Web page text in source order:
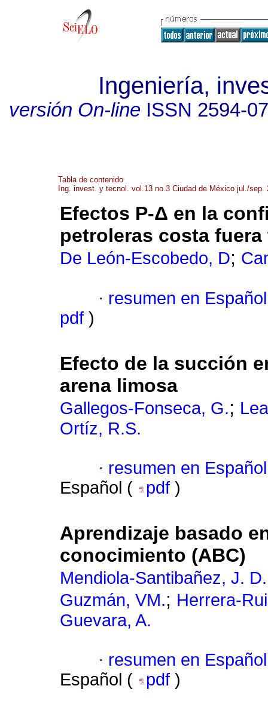
Ingeniería,
versión On-lineISSN 2594-
Tabla de contenido
Ing. invest. y tecnol. vol.13 no.3 Ciudad de México jul./sep.
Efectos P-Δ en la
petroleras costa
De León-Escobedo, D;
· resumen en Español
pdf )
Efecto de la succión
arena limosa
Gallegos-Fonseca, G.;
Ortíz, R.S.
· resumen en Español
Español (
pdf )
Aprendizaje basado
conocimiento (ABC)
Mendiola-Santibañez, J. D.
Guzmán, VM.; Herrera-
Guevara, A.
· resumen en Español
Español (
pdf )